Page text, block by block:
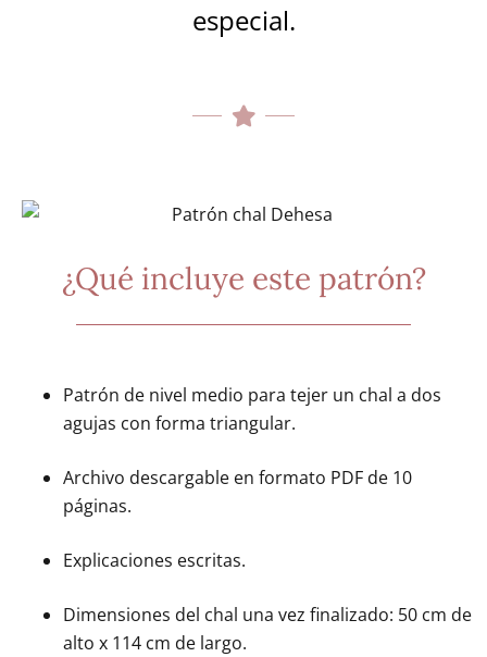
especial.
¿Qué incluye este patrón?
Patrón de nivel medio para tejer un chal a dos
agujas con forma triangular.
Archivo descargable en formato PDF de 10
páginas.
Explicaciones escritas.
Dimensiones del chal una vez finalizado: 50 cm de
alto x 114 cm de largo.